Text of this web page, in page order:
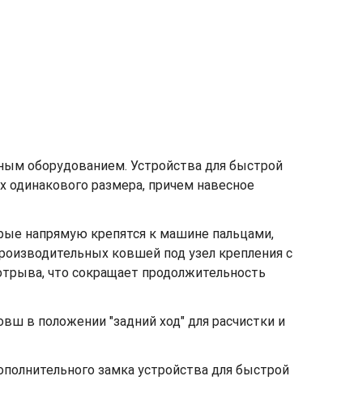
оборудованием. Устройства для быстрой
размера, причем навесное
напрямую крепятся к машине пальцами,
ковшей под узел крепления с
что сокращает продолжительность
в положении "задний ход" для расчистки и
замка устройства для быстрой